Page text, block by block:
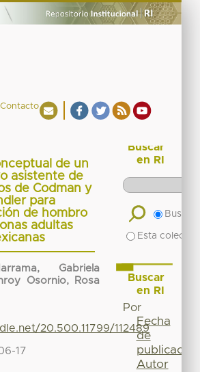
Contacto
de un
asistente de
de Codman y
para
de hombro
adultas
Gabriela
Osornio, Rosa
20.500.11799/112489
17
Buscar
en RI
Buscar
Esta
Buscar
en RI
Por
Fecha
de
publicación
Autor